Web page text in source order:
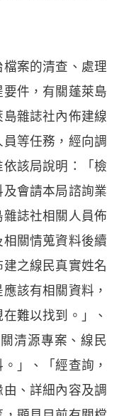
案的清查、處理
件，有關蓬萊島
雜誌社內佈建線
等任務，經向調
該局說明：「檢
會請本局諮詢業
誌社相關人員佈
關情蒐資料後續
之線民真實姓名
該有相關資料，
難以找到。」、
清源專案、線民
」、「經查詢，
、詳細內容及調